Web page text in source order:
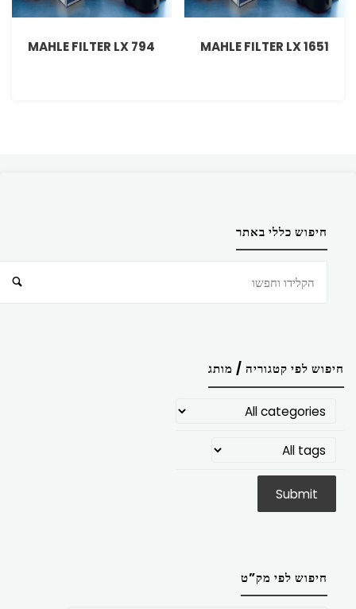
MAHLE FILTER LX 1651
MAHLE FILTER LX 794
חיפוש כללי באתר
חיפוש לפי קטגוריה / מותג
חיפוש לפי מק”ט